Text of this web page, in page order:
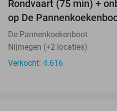
Rondvaart (75 min) +
op De
De Pannenkoekenboot
Nijmegen (+2 locaties)
Verkocht: 4.616